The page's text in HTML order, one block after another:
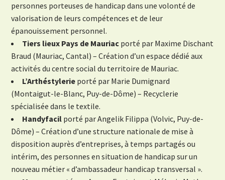
personnes porteuses de handicap dans une volonté de
valorisation de leurs compétences et de leur
épanouissement personnel.
Tiers lieux Pays de Mauriac porté par Maxime Dischant
Braud (Mauriac, Cantal) – Création d’un espace dédié aux
activités du centre social du territoire de Mauriac.
L’Arthéstylerie porté par Marie Dumignard
(Montaigut-le-Blanc, Puy-de-Dôme) – Recyclerie
spécialisée dans le textile.
Handyfacil porté par Angelik Filippa (Volvic, Puy-de-
Dôme) – Création d’une structure nationale de mise à
disposition auprès d’entreprises, à temps partagés ou
intérim, des personnes en situation de handicap sur un
nouveau métier « d’ambassadeur handicap transversal ».